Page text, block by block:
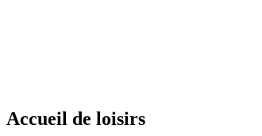
Accueil de loisirs